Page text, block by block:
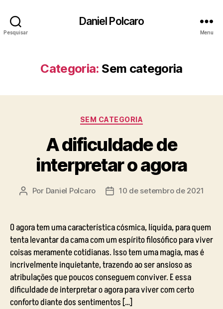
Pesquisar
Daniel Polcaro
Menu
Categoria: Sem categoria
Categorias
SEM CATEGORIA
A dificuldade de
interpretar o agora
Autor
Por Daniel Polcaro
Data10 de setembro de 2021
O agora tem uma característica cósmica, líquida, para quem
tenta levantar da cama com um espírito filosófico para viver
coisas meramente cotidianas. Isso tem uma magia, mas é
incrivelmente inquietante, trazendo ao ser ansioso as
atribulações que poucos conseguem conviver. E essa
dificuldade de interpretar o agora para viver com certo
conforto diante dos sentimentos […]